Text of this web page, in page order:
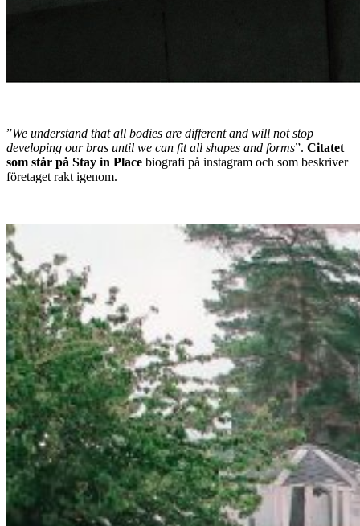
”We understand that all bodies are different and will not stop
developing our bras until we can fit all shapes and forms”. Citatet
som står på Stay in Place biografi på instagram och som beskriver
företaget rakt igenom.